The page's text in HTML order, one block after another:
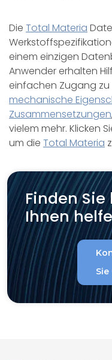
Die Total Materia
einem einzigen
Anwender erhalten
einfachen Zugang
mechanische
Zusammensetzungen,
vielem mehr. Klicken
um die Total Materia
Finden
Ihnen
Sie